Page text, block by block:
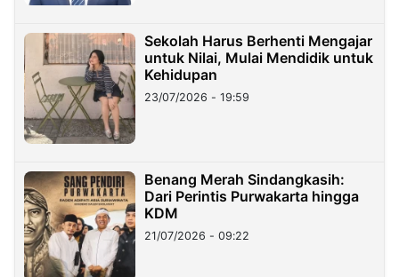
Sekolah Harus Berhenti Mengajar
untuk Nilai, Mulai Mendidik untuk
Kehidupan
23/07/2026 - 19:59
Benang Merah Sindangkasih:
Dari Perintis Purwakarta hingga
KDM
21/07/2026 - 09:22